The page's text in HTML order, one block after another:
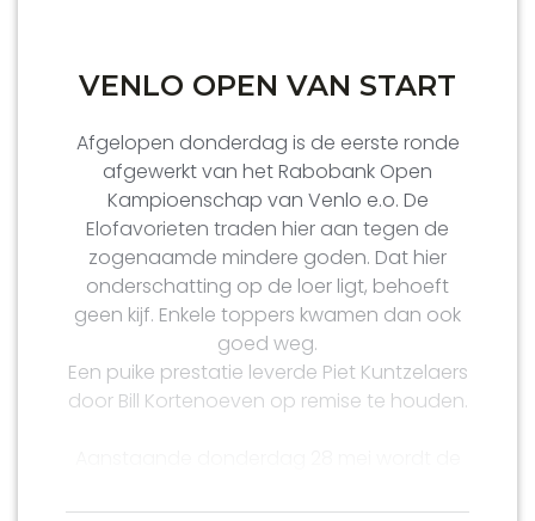
VENLO OPEN VAN START
Afgelopen donderdag is de eerste ronde
afgewerkt van het Rabobank Open
Kampioenschap van Venlo e.o. De
Elofavorieten traden hier aan tegen de
zogenaamde mindere goden. Dat hier
onderschatting op de loer ligt, behoeft
geen kijf. Enkele toppers kwamen dan ook
goed weg.
Een puike prestatie leverde Piet Kuntzelaers
door Bill Kortenoeven op remise te houden.